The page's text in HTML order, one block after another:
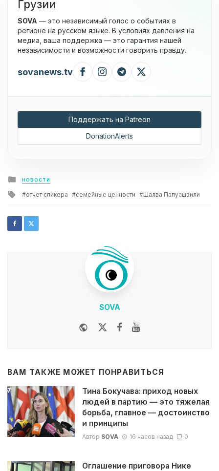
Грузии
SOVA — это независимый голос о событиях в
регионе на русском языке. В условиях давления на
медиа, ваша поддержка — это гарантия нашей
независимости и возможности говорить правду.
sovanews.tv
Поддержать на Patreon
DonationAlerts
Posted
in
НОВОСТИ
Tagged
отчет спикера семейные ценности Шалва Папуашвили
SOVA
WebsiteTwitterFacebook
ВАМ ТАКЖЕ МОЖЕТ ПОНРАВИТЬСЯ
Тина Бокучава: приход новых
людей в партию — это тяжелая
борьба, главное — достоинство
и принципы
Автор SOVA 16 часов назад 0
Оглашение приговора Нике